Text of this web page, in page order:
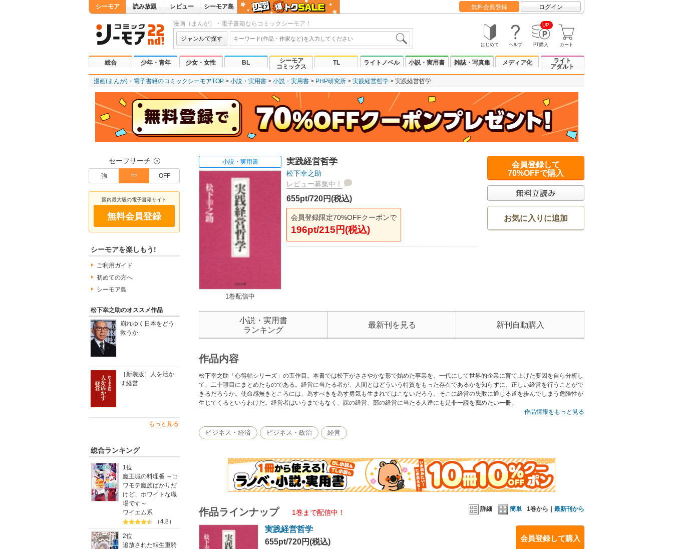
シーモア 読み放題 レビュー シーモア島 無料会員登録 ログイン
漫画（まんが）・電子書籍ならコミックシーモア！
ジャンルで探す
はじめて ヘルプ
UP!
PT購入 カート
総合 少年・青年 少女・女性 BL
シーモア
コミックス
TL ライトノベル 小説・実用書 雑誌・写真集 メディア化
ライト
アダルト
漫画(まんが)・電子書籍のコミックシーモアTOP 小説・実用書 小説・実用書 PHP研究所 実践経営哲学 実践経営哲学
セーフサーチ ？
強 中 OFF
国内最大級の電子書籍サイト
無料会員登録
シーモアを楽しもう!
ご利用ガイド
初めての方へ
シーモア島
松下幸之助のオススメ作品
崩れゆく日本をどう
救うか
［新装版］人を活か
す経営
もっと見る
総合ランキング
1位
魔王城の料理番 ～コ
ワモテ魔族ばかりだ
けど、ホワイトな職
場です～
ワイエム系
（4.8）
2位
追放された転生重騎
小説・実用書
1巻配信中
実践経営哲学
松下幸之助
レビュー募集中！
655pt/720円(税込)
会員登録限定70%OFFクーポンで
196pt/215円(税込)
会員登録して
70%OFFで購入
お気に入りに追加
小説・実用書
ランキング
最新刊を見る 新刊自動購入
作品内容
松下幸之助「心得帖シリーズ」の五作目。本書では松下がささやかな形で始めた事業を、一代にして世界的企業に育て上げた要因を自ら分析し
て、二十項目にまとめたものである。経営に当たる者が、人間とはどういう特質をもった存在であるかを知らずに、正しい経営を行うことがで
きるだろうか。使命感無きところには、為すべきを為す勇気も生まれてはこないだろう。そこに経営の失敗に通じる道を歩んでしまう危険性が
生じてくるというわけだ。経営者はいうまでもなく、課の経営、部の経営に当たる人達にも是非一読を薦めたい一冊。
作品情報をもっと見る
ビジネス・経済 ビジネス・政治 経営
詳細 簡単 1巻から｜ 最新刊から
作品ラインナップ 1巻まで配信中！
会員登録して購入
実践経営哲学
655pt/720円(税込)